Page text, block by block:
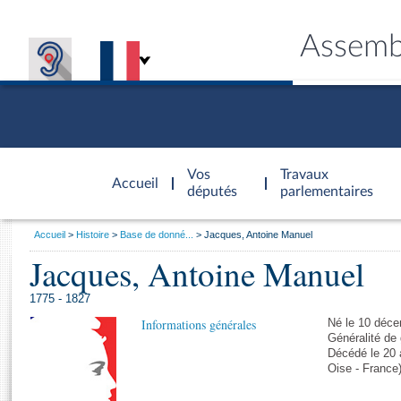
Accueil
d'accueil
Vos
députés
Travaux
parlementaires
Vous
Accueil Histoire Base de donné... Jacques, Antoine Manuel
Jacques, Antoine Manuel
1775 - 1827
Informations générales
Né le 10
Généralité de
Décédé le 20
Oise - France)